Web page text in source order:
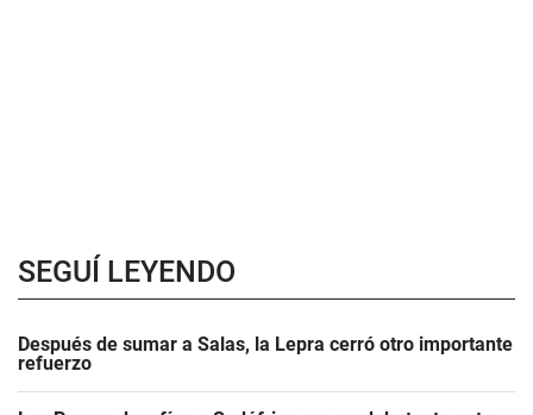
SEGUÍ LEYENDO
Después de sumar a Salas, la Lepra cerró otro importante
refuerzo